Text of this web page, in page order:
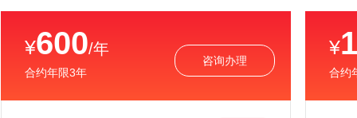
咨询办理
¥600/年
合约年限3年
¥
合约